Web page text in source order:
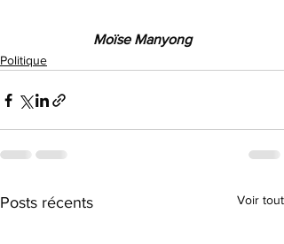
Moïse Manyong
Politique
Posts récents Voir tout